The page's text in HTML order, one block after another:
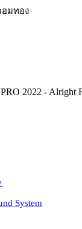
มทอง
System